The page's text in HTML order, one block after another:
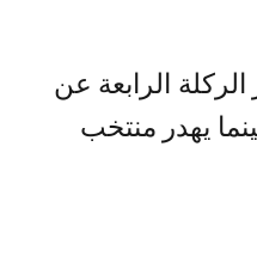
الرابعة عن
يهدر منتخب